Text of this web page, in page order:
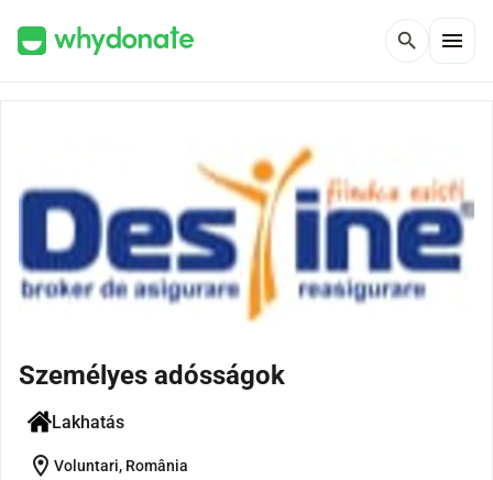
search menu
Személyes adósságok
Lakhatás
location_on Voluntari, România